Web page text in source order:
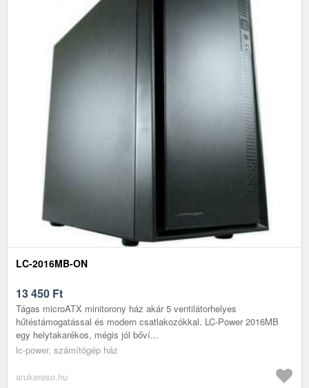
LC-2016MB-ON
13 450 Ft
Tágas microATX minitorony ház akár 5 ventilátorhelyes
hűtéstámogatással és modern csatlakozókkal. LC-Power 2016MB
egy helytakarékos, mégis jól bőví...
lc-power, számítógép ház
arukereso.hu